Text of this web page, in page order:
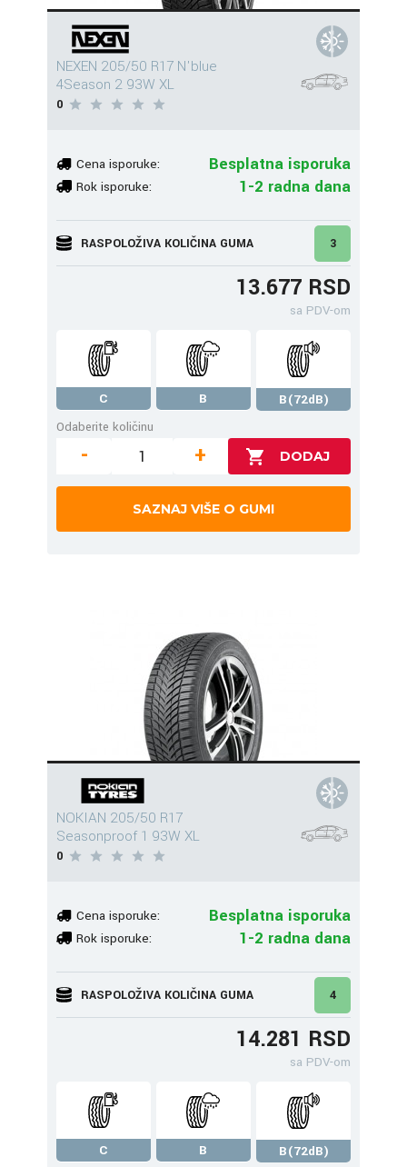
NEXEN 205/50 R17 N'blue
4Season 2 93W XL
0
Cena isporuke: Besplatna isporuka
Rok isporuke: 1-2 radna dana
RASPOLOŽIVA KOLIČINA GUMA 3
13.677 RSD
sa PDV-om
C B
B(72dB)
Odaberite količinu
- +
SAZNAJ VIŠE O GUMI
NOKIAN 205/50 R17
Seasonproof 1 93W XL
0
Cena isporuke: Besplatna isporuka
Rok isporuke: 1-2 radna dana
RASPOLOŽIVA KOLIČINA GUMA 4
14.281 RSD
sa PDV-om
C B
B(72dB)